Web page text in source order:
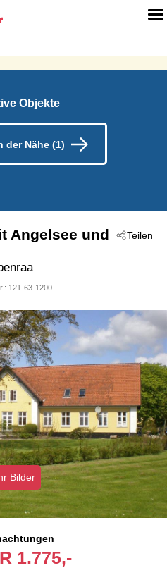
Objekte
der Nähe (1)
Teilen
Angelsee und
121-63-1200
Bilder
1.775,-